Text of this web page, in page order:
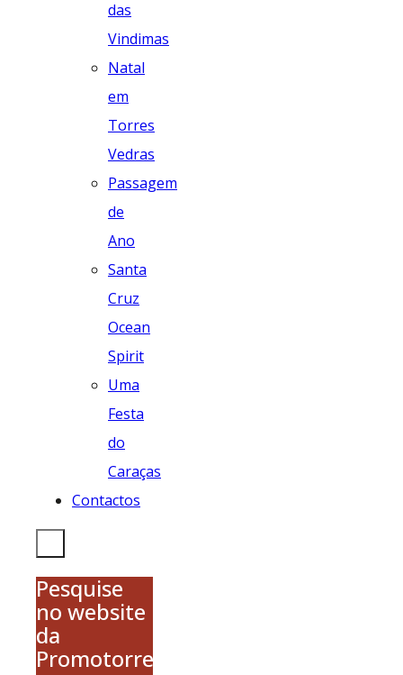
das
Vindimas
Natal
em
Torres
Vedras
Passagem
de
Ano
Santa
Cruz
Ocean
Spirit
Uma
Festa
do
Caraças
Contactos
Pesquise
no website
da
Promotorres